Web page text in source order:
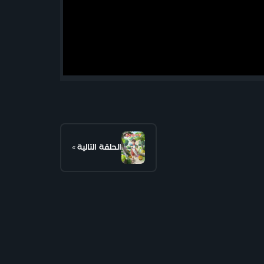
الحلقة التالية»